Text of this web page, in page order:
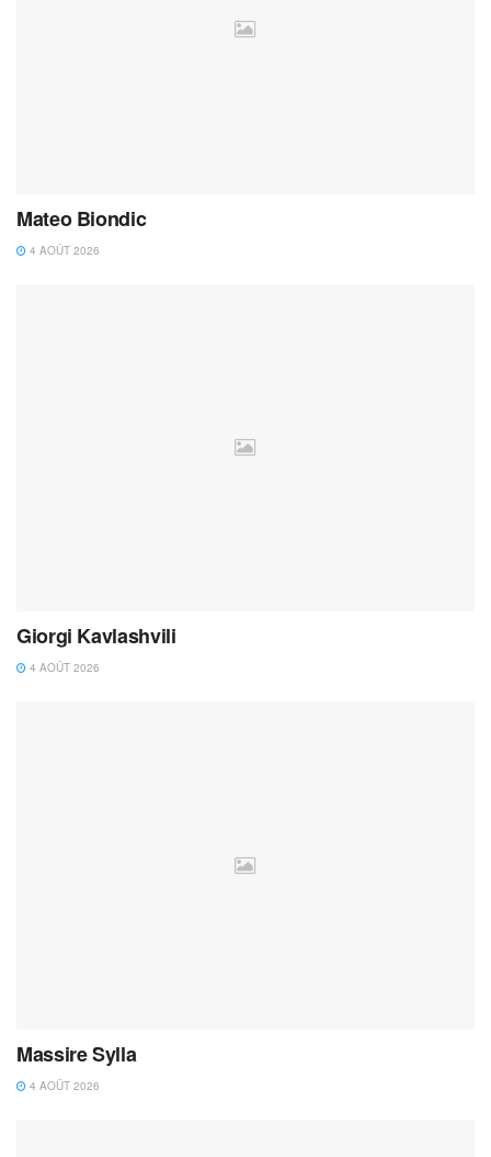
Mateo Biondic
4 AOÛT 2026
Giorgi Kavlashvili
4 AOÛT 2026
Massire Sylla
4 AOÛT 2026